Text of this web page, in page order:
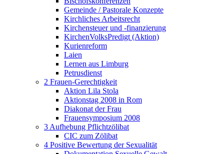
Gemeinde / Pastorale Konzepte
Kirchliches Arbeitsrecht
Kirchensteuer und -finanzierung
KirchenVolksPredigt (Aktion)
Kurienreform
Laien
Lernen aus Limburg
Petrusdienst
2 Frauen-Gerechtigkeit
Aktion Lila Stola
Aktionstag 2008 in Rom
Diakonat der Frau
Frauensymposium 2008
3 Aufhebung Pflichtzölibat
CIC zum Zölibat
4 Positive Bewertung der Sexualität